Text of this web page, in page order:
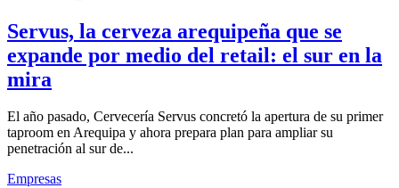
Servus, la cerveza arequipeña que se
expande por medio del retail: el sur en la
mira
El año pasado, Cervecería Servus concretó la apertura de su primer
taproom en Arequipa y ahora prepara plan para ampliar su
penetración al sur de...
Empresas